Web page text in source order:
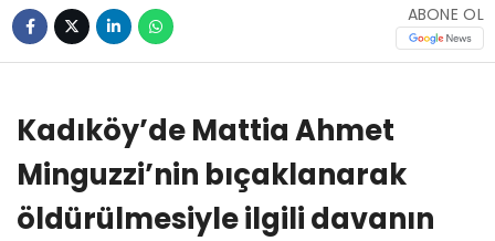
ABONE OL
Kadıköy’de Mattia Ahmet
Minguzzi’nin bıçaklanarak
öldürülmesiyle ilgili davanın